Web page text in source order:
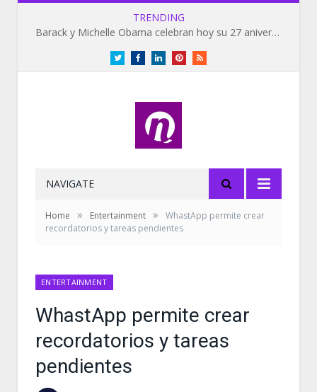
TRENDING
Barack y Michelle Obama celebran hoy su 27 aniversario de bodas
TwitterFacebookLinkedInPinterestRSS
NAVIGATE
Home » Entertainment »
WhastApp permite crear
recordatorios y tareas pendientes
ENTERTAINMENT
WhastApp permite crear
recordatorios y tareas
pendientes